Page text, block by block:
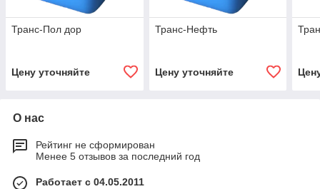
Транс-Пол дор
Цену уточняйте
Транс-Нефть
Цену уточняйте
О нас
Рейтинг не сформирован
Менее 5 отзывов за последний год
Работает с 04.05.2011